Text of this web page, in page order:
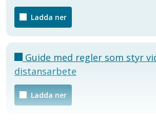
Ladda ner
Guide med regler som styr
distansarbete
Ladda ner